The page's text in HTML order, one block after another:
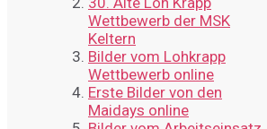
Wettbewerb der MSK
Keltern
Bilder vom Lohkrapp
Wettbewerb online
Erste Bilder von den
Maidays online